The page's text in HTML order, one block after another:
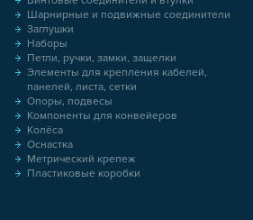
Шарнирные и подвижные соединители
Заглушки
Наборы
Петли, ручки, замки, защелки
Элементы для крепления кабелей,
панелей, листа, сетки
Опоры, подвесы
Компоненты для конвейеров
Колёса
Оснастка
Метрический крепеж
Пластиковые коробки